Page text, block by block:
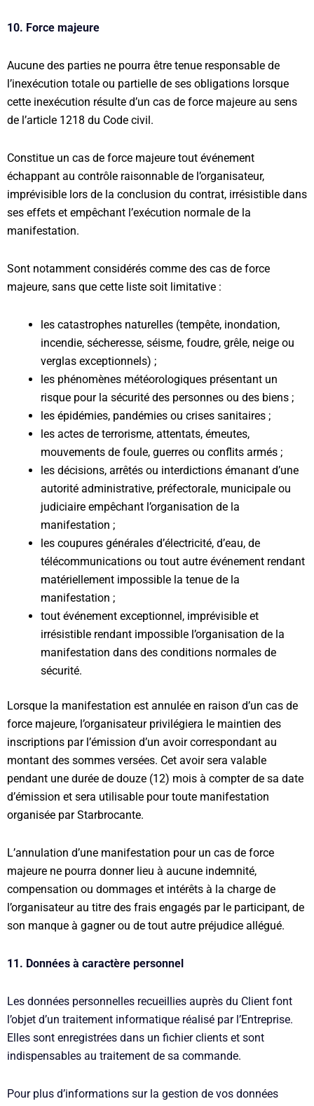
10. Force majeure
Aucune des parties ne pourra être tenue responsable de
l’inexécution totale ou partielle de ses obligations lorsque
cette inexécution résulte d’un cas de force majeure au sens
de l’article 1218 du Code civil.
Constitue un cas de force majeure tout événement
échappant au contrôle raisonnable de l’organisateur,
imprévisible lors de la conclusion du contrat, irrésistible dans
ses effets et empêchant l’exécution normale de la
manifestation.
Sont notamment considérés comme des cas de force
majeure, sans que cette liste soit limitative :
les catastrophes naturelles (tempête, inondation,
incendie, sécheresse, séisme, foudre, grêle, neige ou
verglas exceptionnels) ;
les phénomènes météorologiques présentant un
risque pour la sécurité des personnes ou des biens ;
les épidémies, pandémies ou crises sanitaires ;
les actes de terrorisme, attentats, émeutes,
mouvements de foule, guerres ou conflits armés ;
les décisions, arrêtés ou interdictions émanant d’une
autorité administrative, préfectorale, municipale ou
judiciaire empêchant l’organisation de la
manifestation ;
les coupures générales d’électricité, d’eau, de
télécommunications ou tout autre événement rendant
matériellement impossible la tenue de la
manifestation ;
tout événement exceptionnel, imprévisible et
irrésistible rendant impossible l’organisation de la
manifestation dans des conditions normales de
sécurité.
Lorsque la manifestation est annulée en raison d’un cas de
force majeure, l’organisateur privilégiera le maintien des
inscriptions par l’émission d’un avoir correspondant au
montant des sommes versées. Cet avoir sera valable
pendant une durée de douze (12) mois à compter de sa date
d’émission et sera utilisable pour toute manifestation
organisée par Starbrocante.
L’annulation d’une manifestation pour un cas de force
majeure ne pourra donner lieu à aucune indemnité,
compensation ou dommages et intérêts à la charge de
l’organisateur au titre des frais engagés par le participant, de
son manque à gagner ou de tout autre préjudice allégué.
11. Données à caractère personnel
Les données personnelles recueillies auprès du Client font
l’objet d’un traitement informatique réalisé par l’Entreprise.
Elles sont enregistrées dans un fichier clients et sont
indispensables au traitement de sa commande.
Pour plus d’informations sur la gestion de vos données